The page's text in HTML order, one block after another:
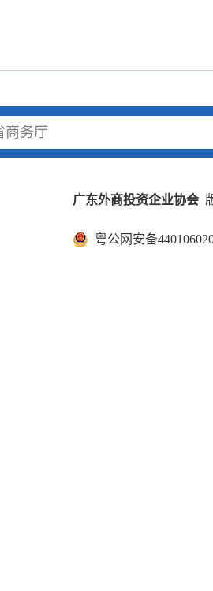
商务厅
广东外商投资企业协会
粤公网安备